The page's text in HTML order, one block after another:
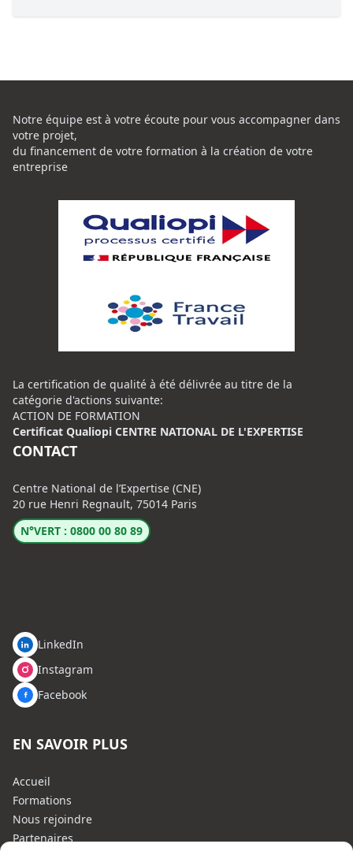
Notre équipe est à votre écoute pour vous accompagner dans
votre projet,
du financement de votre formation à la création de votre
entreprise
La certification de qualité à été délivrée au titre de la
catégorie d'actions suivante:
ACTION DE FORMATION
Certificat Qualiopi CENTRE NATIONAL DE L'EXPERTISE
CONTACT
Centre National de l’Expertise (CNE)
20 rue Henri Regnault, 75014 Paris
N°VERT : 0800 00 80 89
LinkedIn
Instagram
Facebook
EN SAVOIR PLUS
Accueil
Formations
Nous rejoindre
Partenaires